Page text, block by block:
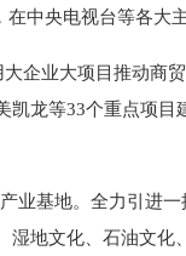
央电视台等各大
企业大项目推动商
凯龙等33个重点项
业基地。全力引进
湿地文化、石油文